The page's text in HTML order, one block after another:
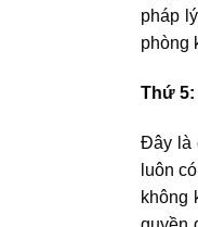
pháp
phòng
Thứ 5:
Đây là
luôn
không